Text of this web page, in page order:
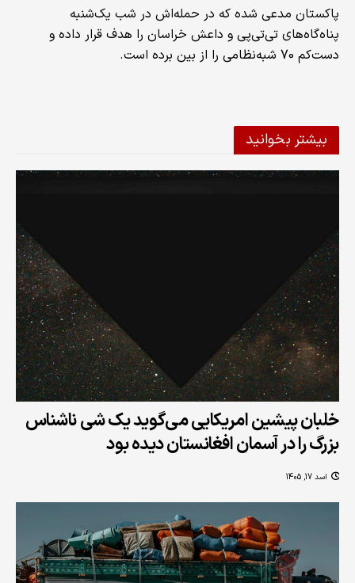
پاکستان مدعی شده که در حمله‌اش در شب یک‌شنبه
پناه‌گاه‌های تی‌تی‌پی و داعش خراسان را هدف قرار داده و
دست‌کم 70 شبه‌نظامی را از بین برده است.
بیشتر بخوانید
خلبان پیشین امریکایی می‌گوید یک شی ناشناس
بزرگ را در آسمان افغانستان دیده بود
اسد 17, 1405